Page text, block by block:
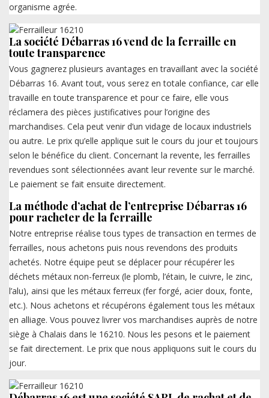
organisme agrée.
La société Débarras 16 vend de la ferraille en
toute transparence
Vous gagnerez plusieurs avantages en travaillant avec la société
Débarras 16. Avant tout, vous serez en totale confiance, car elle
travaille en toute transparence et pour ce faire, elle vous
réclamera des pièces justificatives pour l’origine des
marchandises. Cela peut venir d’un vidage de locaux industriels
ou autre. Le prix qu’elle applique suit le cours du jour et toujours
selon le bénéfice du client. Concernant la revente, les ferrailles
revendues sont sélectionnées avant leur revente sur le marché.
Le paiement se fait ensuite directement.
La méthode d’achat de l’entreprise Débarras 16
pour racheter de la ferraille
Notre entreprise réalise tous types de transaction en termes de
ferrailles, nous achetons puis nous revendons des produits
achetés. Notre équipe peut se déplacer pour récupérer les
déchets métaux non-ferreux (le plomb, l’étain, le cuivre, le zinc,
l’alu), ainsi que les métaux ferreux (fer forgé, acier doux, fonte,
etc.). Nous achetons et récupérons également tous les métaux
en alliage. Vous pouvez livrer vos marchandises auprès de notre
siège à Chalais dans le 16210. Nous les pesons et le paiement
se fait directement. Le prix que nous appliquons suit le cours du
jour.